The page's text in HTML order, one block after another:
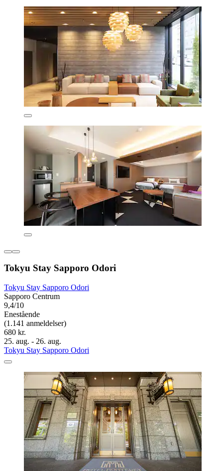
Tokyu Stay Sapporo Odori
Tokyu Stay Sapporo Odori
Sapporo Centrum
9,4/10
Enestående
(1.141 anmeldelser)
680 kr.
25. aug. - 26. aug.
Tokyu Stay Sapporo Odori